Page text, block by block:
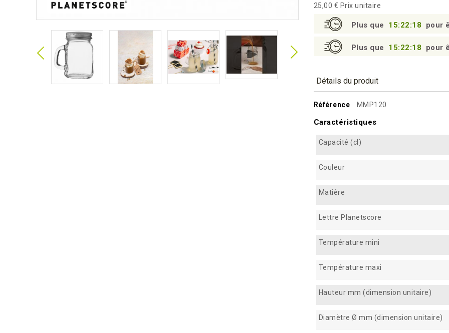
25,00 € Prix unitaire
Plus que 15:22:17 pour
Plus que 15:22:17 pour
Détails du produit
Référence MMP120
Caractéristiques
Capacité (cl)
Couleur
Matière
Lettre Planetscore
Température mini
Température maxi
Hauteur mm (dimension unitaire)
Diamètre Ø mm (dimension unitaire)